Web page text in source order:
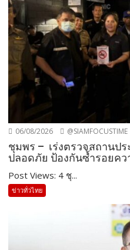
06/08/2026 @SIAMFOCUSTIME
ชุมพร – เร่งตรวจสถานป
ปลอดภัย ป้องกันซ้ำรอยค
Post Views: 4 ชุ...
ข่าวทั่วไทย